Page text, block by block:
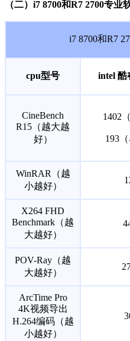
（二）i7 8700和R7 2700专业
i7 8700和R7
cpu型号 intel 酷
CineBench
R15（越大越
好）
1402
193（
WinRAR（越
小越好）
X264 FHD
Benchmark（越
大越好）
POV-Ray（越
大越好）
ArcTime Pro
4K视频导出
H.264编码（越
小越好）